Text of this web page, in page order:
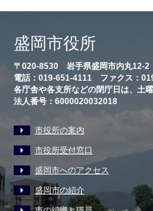
盛岡市役所
〒020-8530 岩手県盛岡市内丸12-
電話：019-651-4111 ファクス：
各庁舎や各支所などの閉庁日は、土
法人番号：6000020032018
市役所の案内
市役所受付窓口
盛岡市へのアクセス
盛岡市の紹介